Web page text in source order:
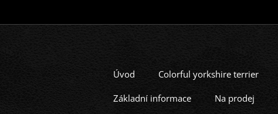
Úvod Colorful yorkshire terrier
Základní informace Na prodej